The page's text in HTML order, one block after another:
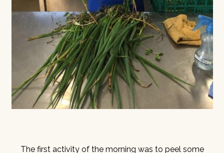
The first activity of the morning was to peel some